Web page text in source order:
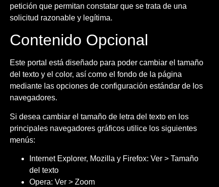
petición que permitan constatar que se trata de una
solicitud razonable y legítima.
Contenido Opcional
Este portal está diseñado para poder cambiar el tamaño
del texto y el color, así como el fondo de la página
mediante las opciones de configuración estándar de los
navegadores.
Si desea cambiar el tamaño de letra del texto en los
principales navegadores gráficos utilice los siguientes
menús:
Internet Explorer, Mozilla y Firefox: Ver > Tamaño
del texto
Opera: Ver > Zoom